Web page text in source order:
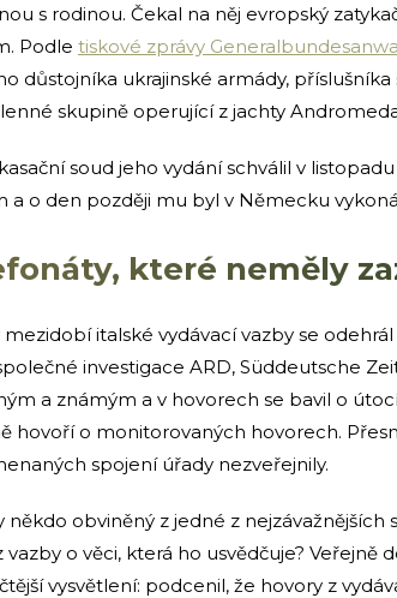
s rodinou. Čekal na něj evropský
Podle tiskové zprávy
důstojníka ukrajinské armády,
skupině operující z jachty
soud jeho vydání schválil v
a o den později mu byl v Německu
které neměly
mezidobí italské vydávací vazby se
investigace ARD, Süddeutsche
a známým a v hovorech se bavil o
hovoří o monitorovaných hovorech.
spojení úřady nezveřejnily.
někdo obviněný z jedné z
vazby o věci, která ho usvědčuje?
vysvětlení: podcenil, že hovory z